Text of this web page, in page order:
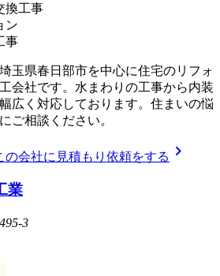
換工事
ン
事
玉県春日部市を中心に住宅のリフォ
会社です。水まわりの工事から内装
広く対応しております。住まいの悩
ご相談ください。
の会社に見積もり依頼をする chevron_right
業
3